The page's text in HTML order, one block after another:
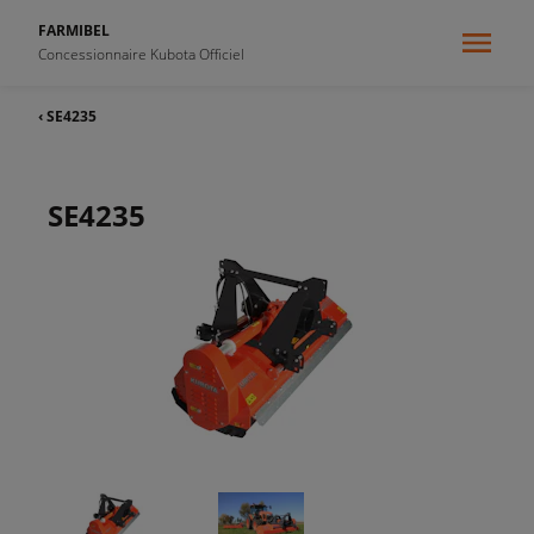
FARMIBEL
Concessionnaire Kubota Officiel
‹ SE4235
SE4235